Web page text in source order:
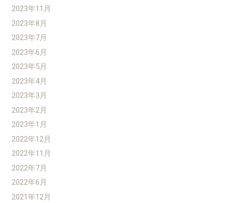
2023年11月
2023年8月
2023年7月
2023年6月
2023年5月
2023年4月
2023年3月
2023年2月
2023年1月
2022年12月
2022年11月
2022年7月
2022年6月
2021年12月